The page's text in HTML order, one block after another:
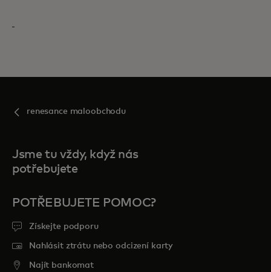
renesance maloobchodu
Jsme tu vždy, když nás
potřebujete
POTŘEBUJETE POMOC?
Získejte podporu
Nahlásit ztrátu nebo odcizení karty
Najít bankomat